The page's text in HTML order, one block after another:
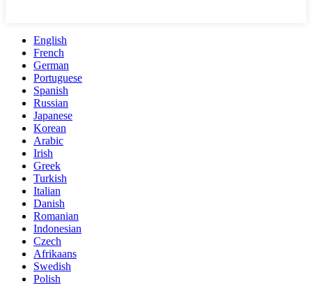
English
French
German
Portuguese
Spanish
Russian
Japanese
Korean
Arabic
Irish
Greek
Turkish
Italian
Danish
Romanian
Indonesian
Czech
Afrikaans
Swedish
Polish